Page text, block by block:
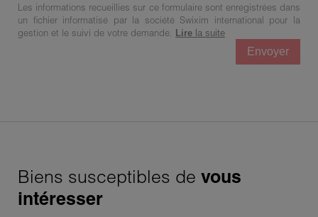
Les informations recueillies sur ce formulaire sont enregistrées dans
un fichier informatisé par la société Swixim international pour la
gestion et le suivi de votre demande.
Lire la suite
Envoyer
Biens susceptibles de vous
intéresser